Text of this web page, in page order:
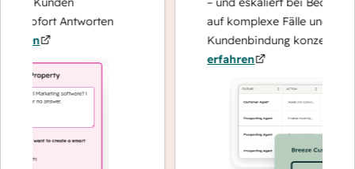
Antworten
auf komplexe Fälle und den
Kundenbindung konzentrieren
erfahren